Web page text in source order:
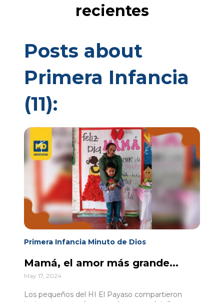
recientes
Posts about
Primera Infancia
(11):
Primera Infancia Minuto de Dios
Mamá, el amor más grande...
May 17, 2024
Los pequeños del HI El Payaso compartieron